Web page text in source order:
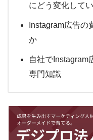
にどう変化して
Instagram広告の
か
自社でInstagram
専門知識